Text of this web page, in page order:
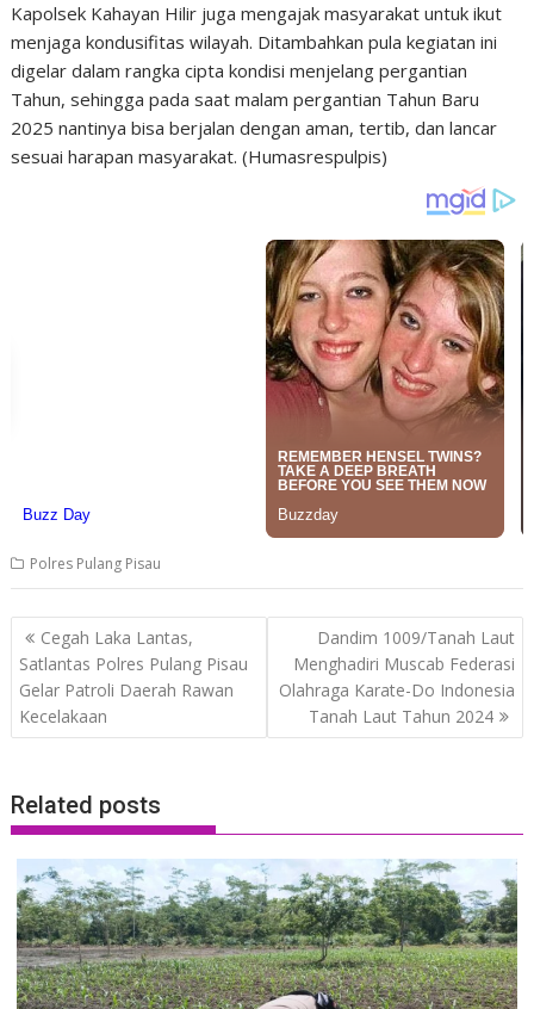
Kapolsek Kahayan Hilir juga mengajak masyarakat untuk ikut
menjaga kondusifitas wilayah. Ditambahkan pula kegiatan ini
digelar dalam rangka cipta kondisi menjelang pergantian
Tahun, sehingga pada saat malam pergantian Tahun Baru
2025 nantinya bisa berjalan dengan aman, tertib, dan lancar
sesuai harapan masyarakat. (Humasrespulpis)
Polres Pulang Pisau
Post
navigation
Cegah Laka Lantas,
Satlantas Polres Pulang Pisau
Gelar Patroli Daerah Rawan
Kecelakaan
Dandim 1009/Tanah Laut
Menghadiri Muscab Federasi
Olahraga Karate-Do Indonesia
Tanah Laut Tahun 2024
Related posts